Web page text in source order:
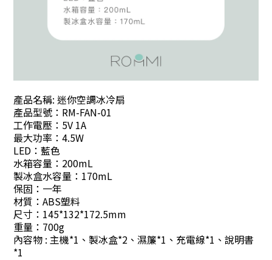
產品名稱: 迷你空調冰冷扇
產品型號：RM-FAN-01
工作電壓：5V 1A
最大功率：4.5W
LED：藍色
水箱容量：200mL
製冰盒水容量：170mL
保固：一年
材質：ABS塑料
尺寸：145*132*172.5mm
重量：700g
內容物 : 主機*1、製冰盒*2、濕簾*1、 充電線*1、說明書
*1